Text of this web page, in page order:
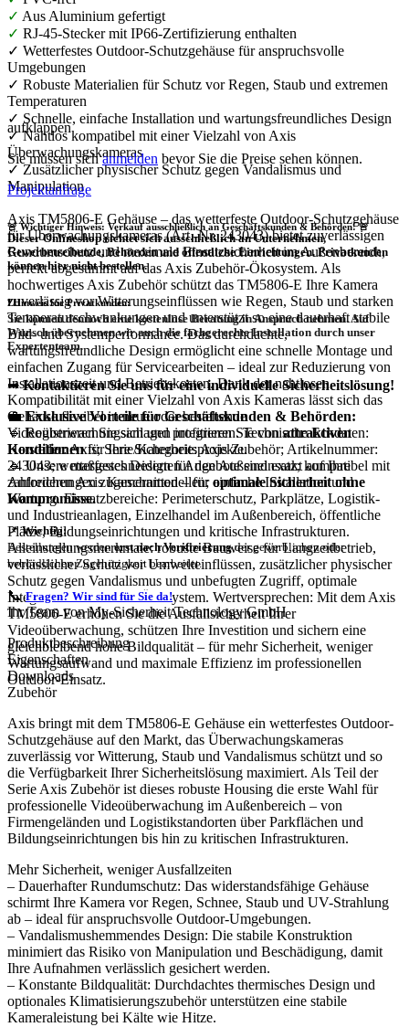
✓ Aus Aluminium gefertigt
✓ RJ-45-Stecker mit IP66-Zertifizierung enthalten
✓ Wetterfestes Outdoor-Schutzgehäuse für anspruchsvolle
Umgebungen
✓ Robuste Materialien für Schutz vor Regen, Staub und extremen
Temperaturen
✓ Schnelle, einfache Installation und wartungsfreundliches Design
✓ Nahtlos kompatibel mit einer Vielzahl von Axis
Überwachungskameras
✓ Zusätzlicher physischer Schutz gegen Vandalismus und
Manipulation
Axis TM5806-E Gehäuse – das wetterfeste Outdoor-Schutzgehäuse
für Überwachungskameras (Art.-Nr. 243043) bietet zuverlässigen
Rundumschutz und maximale Einsatzsicherheit im Außenbereich,
perfekt abgestimmt auf das Axis Zubehör-Ökosystem. Als
hochwertiges Axis Zubehör schützt das TM5806-E Ihre Kamera
zuverlässig vor Witterungseinflüssen wie Regen, Staub und starken
Temperaturschwankungen und unterstützt so eine dauerhaft stabile
Bild- und Systemperformance. Das durchdachte,
wartungsfreundliche Design ermöglicht eine schnelle Montage und
einfachen Zugang für Servicearbeiten – ideal zur Reduzierung von
Installationszeit und Betriebskosten. Dank der nahtlosen
Kompatibilität mit einer Vielzahl von Axis Kameras lässt sich das
Gehäuse flexibel in neue oder bestehende
Videoüberwachungsanlagen integrieren. Technische Eckdaten:
Hersteller: Axis; Serie/Kategorie: Axis Zubehör; Artikelnummer:
243043; wetterfestes Design für den Außeneinsatz; kompatibel mit
zahlreichen Axis Kameramodellen; einfache Installation und
Wartung. Einsatzbereiche: Perimeterschutz, Parkplätze, Logistik-
und Industrieanlagen, Einzelhandel im Außenbereich, öffentliche
Plätze, Bildungseinrichtungen und kritische Infrastrukturen.
Alleinstellungsmerkmale: robuste Bauweise für Langzeitbetrieb,
verlässlicher Schutz vor Umwelteinflüssen, zusätzlicher physischer
Schutz gegen Vandalismus und unbefugten Zugriff, optimale
Integration in das Axis Ökosystem. Wertversprechen: Mit dem Axis
TM5806-E erhöhen Sie die Ausfallsicherheit Ihrer
Videoüberwachung, schützen Ihre Investition und sichern eine
gleichbleibend hohe Bildqualität – für mehr Sicherheit, weniger
Wartungsaufwand und maximale Effizienz im professionellen
Outdoor-Einsatz.
aufklappen
Sie müssen sichanmelden bevor Sie die Preise sehen können.
Projektanfrage
🚨 Wichtiger Hinweis: Verkauf ausschließlich an Geschäftskunden & Behörden! 🚨
Dieser Onlineshop richtet sichausschließlichan Unternehmen,
Gewerbetreibende, Behörden und öffentliche Einrichtungen.Privatkunden
können hier nicht bestellen.
❗Hinweis für Privatkunden:
Sie können dennoch einekostenlose Beratungin Anspruch nehmen. Auf
Wunsch übernehmen wir auch die fachgerechte Installation durch unser
Expertenteam.
➡Kontaktieren Sie uns für eine individuelle Sicherheitslösung!
💼Exklusive Vorteile für Geschäftskunden & Behörden:
🔹 Registrieren Sie sich und profitieren Sie vonattraktiven
Konditionenfür Ihre Sicherheitsprojekte.
🔹 Unsere maßgeschneiderten Angebote sind exakt auf Ihre
Anforderungen zugeschnitten – füroptimale Sicherheit ohne
Kompromisse.
📌Wichtig:
Bestellungen werdenerst nach Verifizierungder gewerblichen oder
behördlichen Zugehörigkeit bearbeitet.
📞Fragen? Wir sind für Sie da!
Ihr Team von My-Sicherheit Technology GmbH
Produktbeschreibung
Eigenschaften
Downloads
Zubehör
Axis bringt mit dem TM5806-E Gehäuse ein wetterfestes Outdoor-
Schutzgehäuse auf den Markt, das Überwachungskameras
zuverlässig vor Witterung, Staub und Vandalismus schützt und so
die Verfügbarkeit Ihrer Sicherheitslösung maximiert. Als Teil der
Serie Axis Zubehör ist dieses robuste Housing die erste Wahl für
professionelle Videoüberwachung im Außenbereich – von
Firmengeländen und Logistikstandorten über Parkflächen und
Bildungseinrichtungen bis hin zu kritischen Infrastrukturen.
Mehr Sicherheit, weniger Ausfallzeiten
– Dauerhafter Rundumschutz: Das widerstandsfähige Gehäuse
schirmt Ihre Kamera vor Regen, Schnee, Staub und UV-Strahlung
ab – ideal für anspruchsvolle Outdoor-Umgebungen.
– Vandalismushemmendes Design: Die stabile Konstruktion
minimiert das Risiko von Manipulation und Beschädigung, damit
Ihre Aufnahmen verlässlich gesichert werden.
– Konstante Bildqualität: Durchdachtes thermisches Design und
optionales Klimatisierungszubehör unterstützen eine stabile
Kameraleistung bei Kälte wie Hitze.